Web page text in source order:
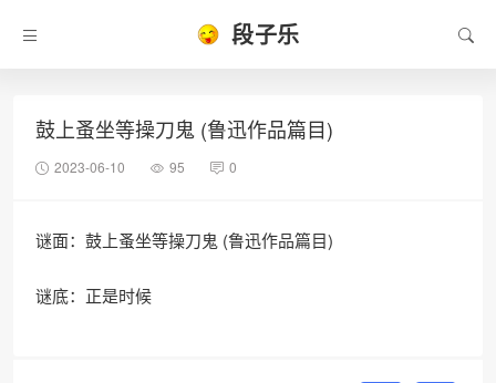
段子乐
鼓上蚤坐等操刀鬼 (鲁迅作品篇目)
2023-06-10 95 0
谜面：鼓上蚤坐等操刀鬼 (鲁迅作品篇目)
谜底：正是时候